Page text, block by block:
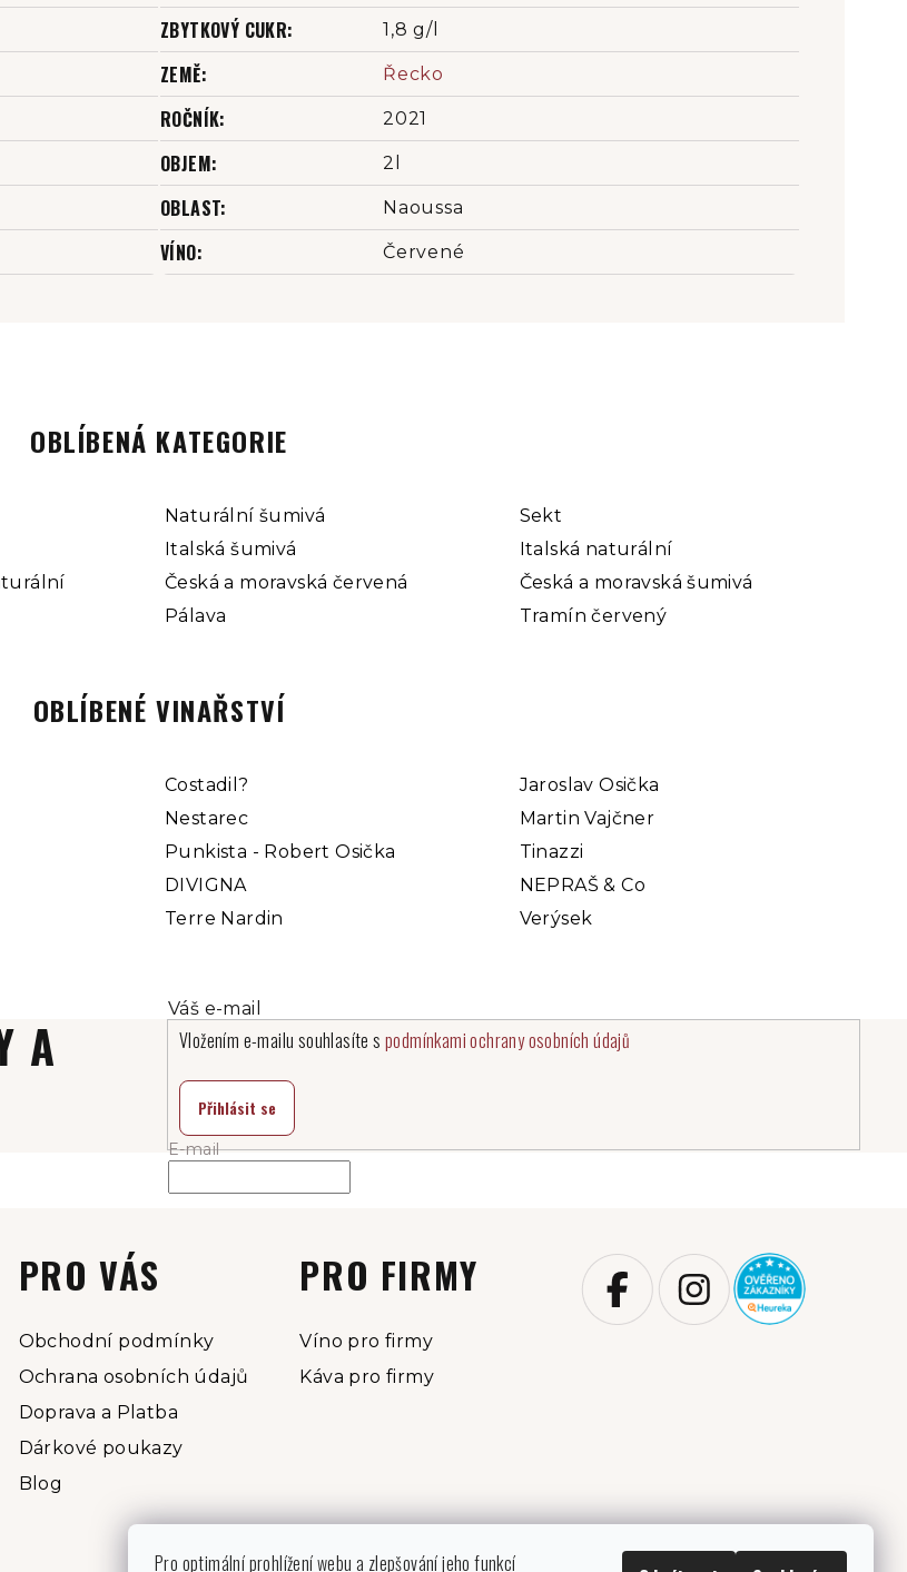
Pro optimální prohlížení webu a zlepšování jeho funkcí
ZBYTKOVÝ CUKR: 1,8 g/l
ZEMĚ: Řecko
ROČNÍK: 2021
OBJEM: 2l
OBLAST: Naoussa
VÍNO: Červené
OBLÍBENÁ KATEGORIE
Naturální šumivá
Sekt
Italská šumivá
Italská naturální
Česká a moravská červená
Česká a moravská šumivá
Pálava Tramín červený
OBLÍBENÉ VINAŘSTVÍ
Costadil?
Jaroslav Osička
Nestarec
Martin Vajčner
Punkista - Robert Osička
Tinazzi
DIVIGNA
NEPRAŠ & Co
Terre Nardin
Verýsek
A
E-mail
Vložením e-mailu souhlasíte s podmínkami ochrany osobních údajů
Přihlásit se
PRO VÁS
Obchodní podmínky
Ochrana osobních údajů
Doprava a Platba
Dárkové poukazy
Blog
PRO FIRMY
Víno pro firmy
Káva pro firmy